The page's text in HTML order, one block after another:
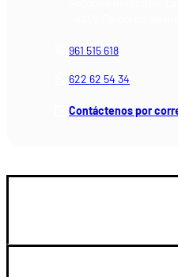
961 515 618
622 62 54 34
Contáctenos por